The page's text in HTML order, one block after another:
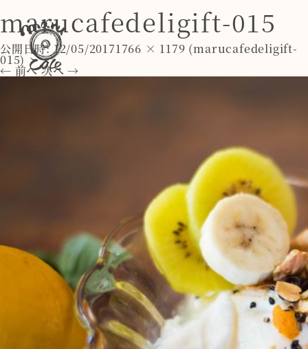
marucafedeligift-015
公開日時: 12/05/20171766 × 1179 (marucafedeligift-
015)
← 前へ 次へ →